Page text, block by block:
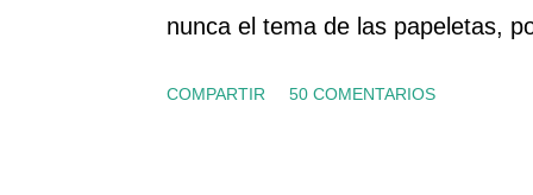
Para quitar el tapón del filtro,
nunca el tema de las papeletas,
COMPARTIR 50 COMENTARIOS